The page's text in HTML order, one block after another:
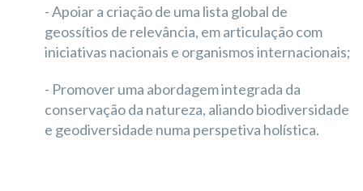
- Apoiar a criação de uma lista global de
geossítios de relevância, em articulação com
iniciativas nacionais e organismos internacionais;
- Promover uma abordagem integrada da
conservação da natureza, aliando biodiversidade
e geodiversidade numa perspetiva holística.